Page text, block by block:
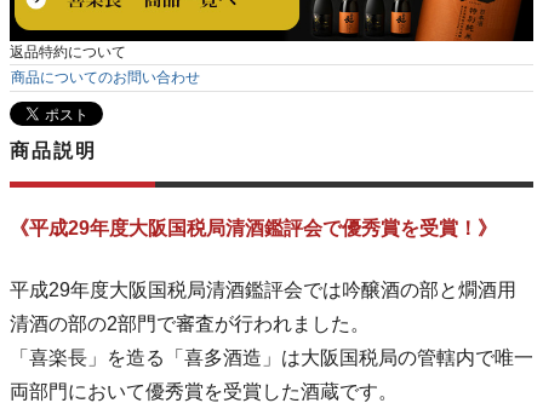
返品特約について
商品についてのお問い合わせ
商品説明
《平成29年度大阪国税局清酒鑑評会で優秀賞を受賞！》
平成29年度大阪国税局清酒鑑評会では吟醸酒の部と燗酒用
清酒の部の2部門で審査が行われました。
「喜楽長」を造る「喜多酒造」は大阪国税局の管轄内で唯一
両部門において優秀賞を受賞した酒蔵です。